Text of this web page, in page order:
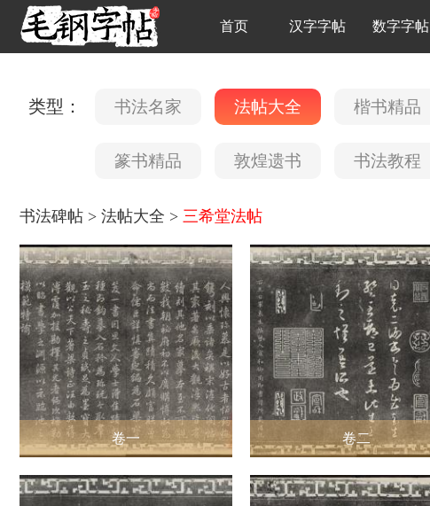
首页 汉字字帖 数字字帖
类型： 书法名家 法帖大全 楷书精品
篆书精品 敦煌遗书 书法教程
书法碑帖 > 法帖大全 > 三希堂法帖
卷一 卷二